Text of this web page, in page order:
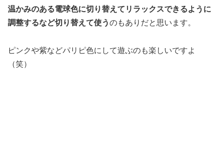
温かみのある電球色に切り替えてリラックスできるように
調整するなど切り替えて使うのもありだと思います。
ピンクや紫などパリピ色にして遊ぶのも楽しいですよ
（笑）